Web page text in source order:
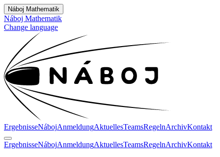
Náboj Mathematik
Náboj Mathematik
Change language
ErgebnisseNábojAnmeldungAktuellesTeamsRegelnArchivKontakt
ErgebnisseNábojAnmeldungAktuellesTeamsRegelnArchivKontakt